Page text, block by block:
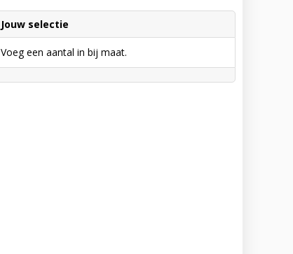
Jouw selectie
Voeg een aantal in bij maat.